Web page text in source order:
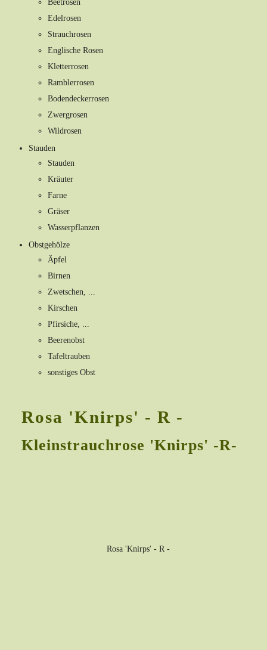
Beetrosen
Edelrosen
Strauchrosen
Englische Rosen
Kletterrosen
Ramblerrosen
Bodendeckerrosen
Zwergrosen
Wildrosen
Stauden
Stauden
Kräuter
Farne
Gräser
Wasserpflanzen
Obstgehölze
Äpfel
Birnen
Zwetschen, ...
Kirschen
Pfirsiche, ...
Beerenobst
Tafeltrauben
sonstiges Obst
Rosa 'Knirps' - R -
Kleinstrauchrose 'Knirps' -R-